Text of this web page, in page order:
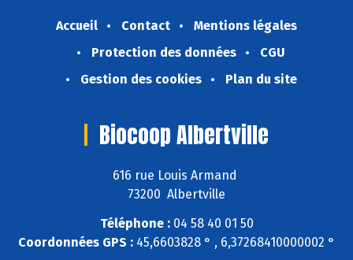
Accueil Contact
Mentions légales
Protection des données
CGU
Gestion des cookies
Plan du site
Biocoop Albertville
616 rue Louis Armand
73200 Albertville
Téléphone :04 58 40 01 50
Coordonnées GPS : 45,6603828 ° , 6,37268410000002 °